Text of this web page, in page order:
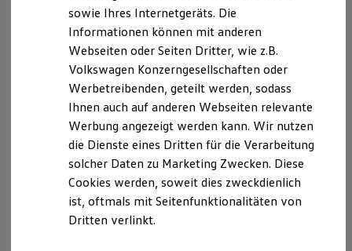
Werkbesichtigung
Lifestyle Shop
T-Roc Kollektion
Golf Kollektion
ID. Kollektion
Volkswagen Kollektion
R-Kollektion
GTI Kollektion
Fußball Drop
we drive football
#wedriveproud
Besitzer und Service
Software Updates
Service und Ersatzteile
https://www.verbraucher-schlichter.de/herzlich-
willkommen-bei-der-allgemeinen-
verbraucherschlichtungsstelle-%E2%80%93-ihrer-
schlichtungsstelle-fuer-verbraucherstreitigkeiten
Datenschutzerklärung
A. Verantwortlicher
Wir freuen uns, dass Sie unsere Webseite der
sowie Ihres Internetgeräts. Die
Informationen können mit anderen
Webseiten oder Seiten Dritter, wie z.B.
Volkswagen Konzerngesellschaften oder
Werbetreibenden, geteilt werden, sodass
Ihnen auch auf anderen Webseiten relevante
Werbung angezeigt werden kann. Wir nutzen
die Dienste eines Dritten für die Verarbeitung
solcher Daten zu Marketing Zwecken. Diese
Cookies werden, soweit dies zweckdienlich
ist, oftmals mit Seitenfunktionalitäten von
Dritten verlinkt.